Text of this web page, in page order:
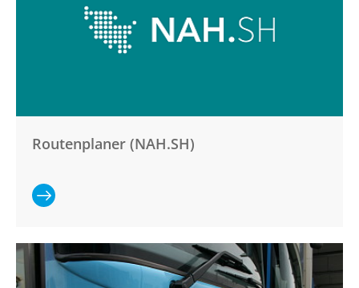
Bus mieten
Busschule
Firmengeschichte
Routenplaner (NAH.SH)
Artikel lesen:
Routenplaner